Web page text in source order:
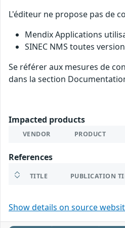
L'éditeur ne propose pas de
Mendix Applications
SINEC NMS toutes
Se référer aux mesures de
dans la section
Impacted products
VENDOR PRODUCT
References
TITLE PUBLICATION
Show details on source